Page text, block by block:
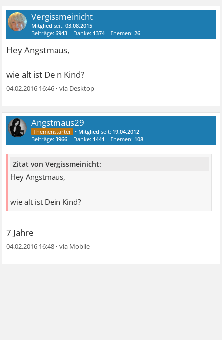
Vergissmeinicht
Mitglied seit:03.08.2015
Beiträge:6943 Danke: 1374 Themen:26
Hey Angstmaus,
wie alt ist Dein Kind?
04.02.2016 16:46 •
Angstmaus29
• Mitglied seit: 19.04.2012
Beiträge:3966 Danke: 1441 Themen: 108
Zitat von Vergissmeinicht:
Hey Angstmaus,
wie alt ist Dein Kind?
7 Jahre
04.02.2016 16:48 •